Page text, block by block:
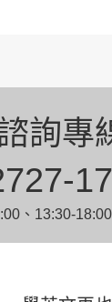
詢專
、13:30-